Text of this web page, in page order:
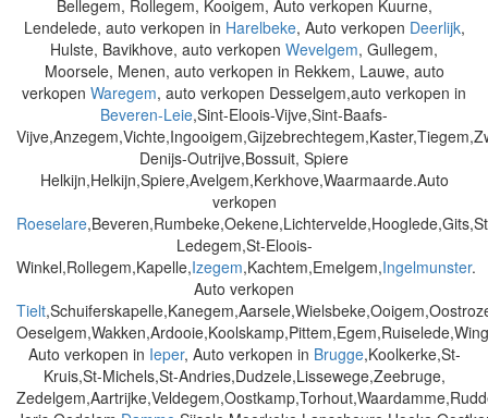
Bellegem, Rollegem, Kooigem, Auto verkopen Kuurne,
Lendelede, auto verkopen in Harelbeke, Auto verkopen Deerlijk,
Hulste, Bavikhove, auto verkopen Wevelgem, Gullegem,
Moorsele, Menen, auto verkopen in Rekkem, Lauwe, auto
verkopen Waregem, auto verkopen Desselgem,auto verkopen in
Beveren-Leie,Sint-Eloois-Vijve,Sint-Baafs-
Denijs-Outrijve,Bossuit, Spiere
Helkijn,Helkijn,Spiere,Avelgem,Kerkhove,Waarmaarde.Auto
verkopen
Roeselare
Ledegem,St-Eloois-
Winkel,Rollegem,Kapelle,Izegem,Kachtem,Emelgem,Ingelmunster.
Auto verkopen
Tielt
Auto verkopen in Ieper, Auto verkopen in Brugge,Koolkerke,St-
Kruis,St-Michels,St-Andries,Dudzele,Lissewege,Zeebruge,